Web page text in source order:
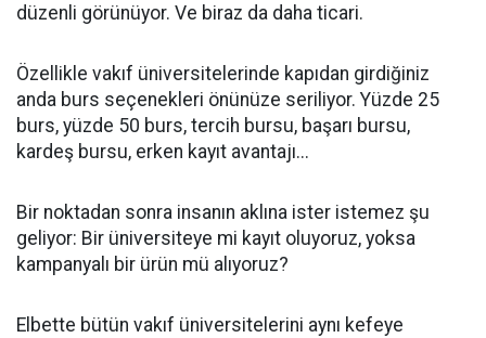
düzenli görünüyor. Ve biraz da daha ticari.
Özellikle vakıf üniversitelerinde kapıdan girdiğiniz
anda burs seçenekleri önünüze seriliyor. Yüzde 25
burs, yüzde 50 burs, tercih bursu, başarı bursu,
kardeş bursu, erken kayıt avantajı...
Bir noktadan sonra insanın aklına ister istemez şu
geliyor: Bir üniversiteye mi kayıt oluyoruz, yoksa
kampanyalı bir ürün mü alıyoruz?
Elbette bütün vakıf üniversitelerini aynı kefeye